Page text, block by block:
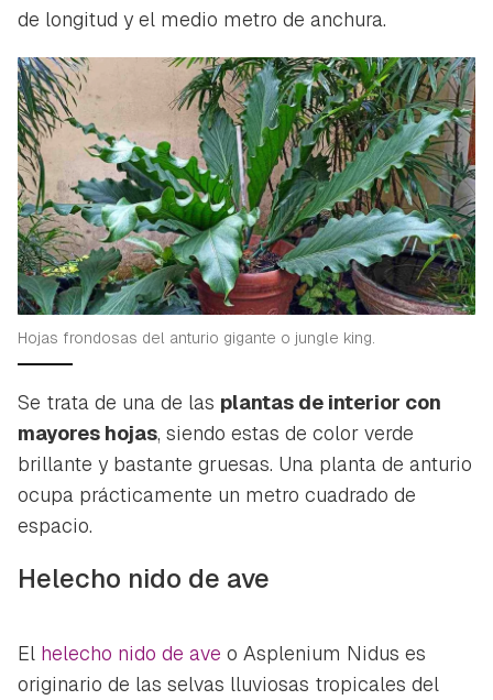
de longitud y el medio metro de anchura.
Hojas frondosas del anturio gigante o jungle king.
Se trata de una de las plantas de interior con
mayores hojas, siendo estas de color verde
brillante y bastante gruesas. Una planta de anturio
ocupa prácticamente un metro cuadrado de
espacio.
Helecho nido de ave
El helecho nido de ave o Asplenium Nidus es
originario de las selvas lluviosas tropicales del